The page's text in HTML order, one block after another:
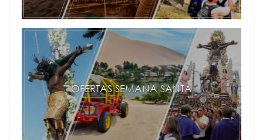
OFERTAS SEMANA SANTA